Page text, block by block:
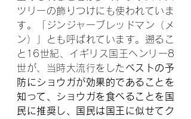
ツリーの飾りつけにも使われていま
す。「ジンジャーブレッドマン（メ
ン）」とも呼ばれています。遡るこ
と16世紀、イギリス国王ヘンリー8
世が、当時大流行をした ペストの予
防にショウガが効果的であることを
知って、ショウガを食べることを国
民に推奨し、国民は国王に似せてク